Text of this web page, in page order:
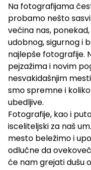
Na fotografijama
probamo nešto
većina nas,
udobnog, sigurnog i
najlepše fotografije.
pejzažima i novim
nesvakidašnjim
smo spremne i
ubedljive.
Fotografije, kao i
isceliteljski za naš
mesto beležimo i
odlučne da
će nam grejati dušu